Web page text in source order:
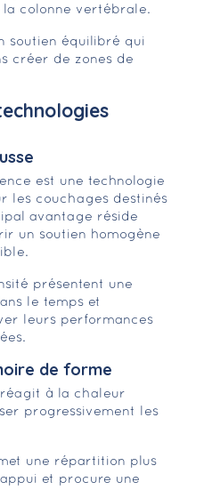
colonne vertébrale.
soutien équilibré qui
créer de zones de
est une technologie
les couchages destinés
avantage réside
un soutien homogène
présentent une
le temps et
leurs performances
de forme
à la chaleur
progressivement les
une répartition plus
et procure une